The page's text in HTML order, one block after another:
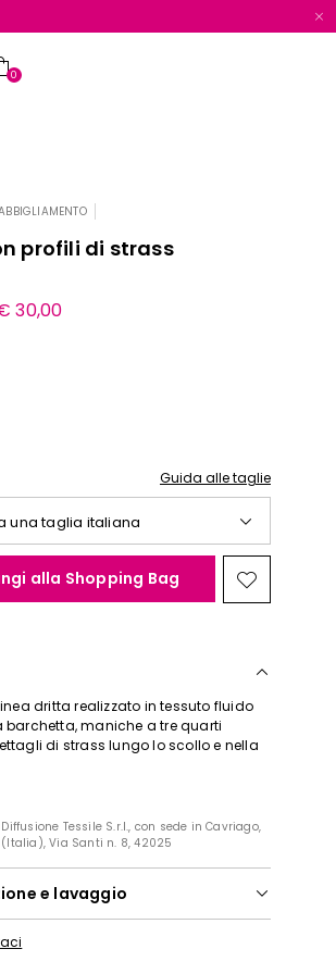
0
profili di strass
30,00
Guida alle taglie
una taglia italiana
alla Shopping Bag
Sposta
nella
dritta realizzato in tessuto fluido
barchetta, maniche a tre quarti
di strass lungo lo scollo e nella
Tessile S.r.l., con sede in Cavriago,
Via Santi n. 8, 42025
e lavaggio
tamburo; asciugare appeso in